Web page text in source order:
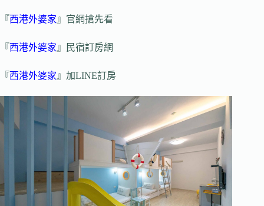
『西港外婆家 』官網搶先看
『西港外婆家 』民宿訂房網
『西港外婆家 』加LINE訂房